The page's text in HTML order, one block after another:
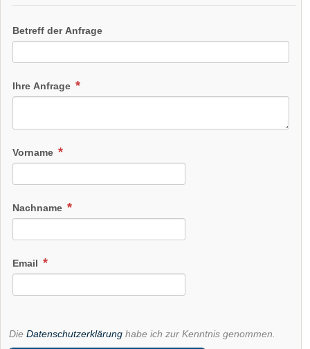
Betreff der Anfrage
Ihre Anfrage
Vorname
Nachname
Email
Die Datenschutzerklärung habe ich zur Kenntnis genommen.